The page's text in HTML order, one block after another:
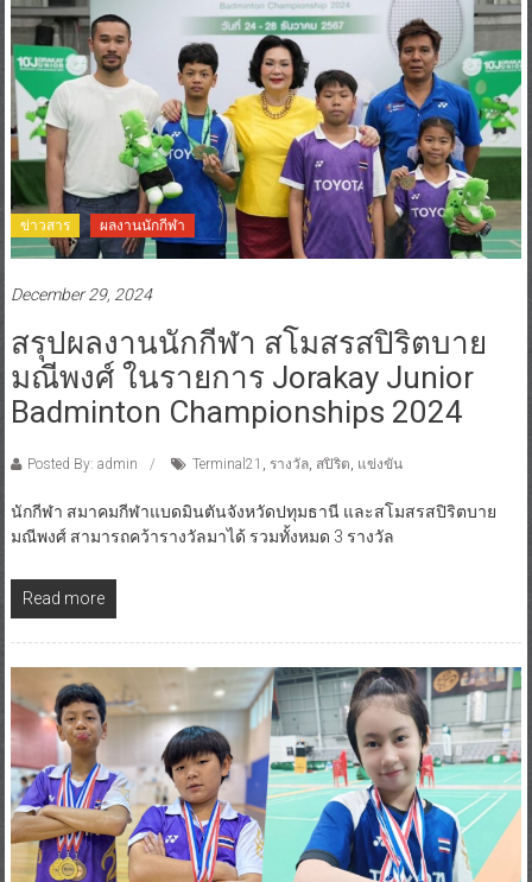
ข่าวสาร ผลงานนักกีฬา
December 29, 2024
สรุปผลงานนักกีฬา สโมสรสปิริตบาย
มณีพงศ์ ในรายการ Jorakay Junior
Badminton Championships 2024
Posted By: admin Terminal21 รางวัล, สปิริต แข่งขัน
นักกีฬา สมาคมกีฬาแบดมินตันจังหวัดปทุมธานี และสโมสรสปิริตบาย
มณีพงศ์ สามารถคว้ารางวัลมาได้ รวมทั้งหมด 3 รางวัล
Read more